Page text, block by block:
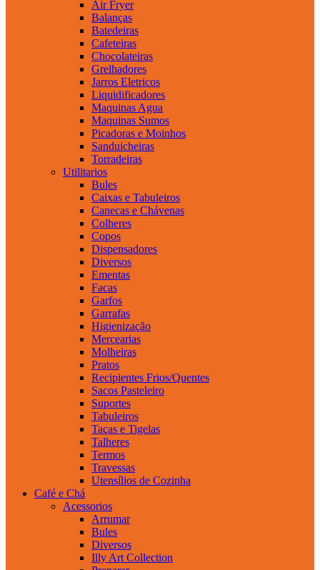
Air Fryer
Balanças
Batedeiras
Cafeteiras
Chocolateiras
Grelhadores
Jarros Eletricos
Liquidificadores
Maquinas Agua
Maquinas Sumos
Picadoras e Moinhos
Sanduicheiras
Torradeiras
Utilitarios
Bules
Caixas e Tabuleiros
Canecas e Chávenas
Colheres
Copos
Dispensadores
Diversos
Ementas
Facas
Garfos
Garrafas
Higienização
Mercearias
Molheiras
Pratos
Recipientes Frios/Quentes
Sacos Pasteleiro
Suportes
Tabuleiros
Taças e Tigelas
Talheres
Termos
Travessas
Utensílios de Cozinha
Café e Chá
Acessorios
Arrumar
Bules
Diversos
Illy Art Collection